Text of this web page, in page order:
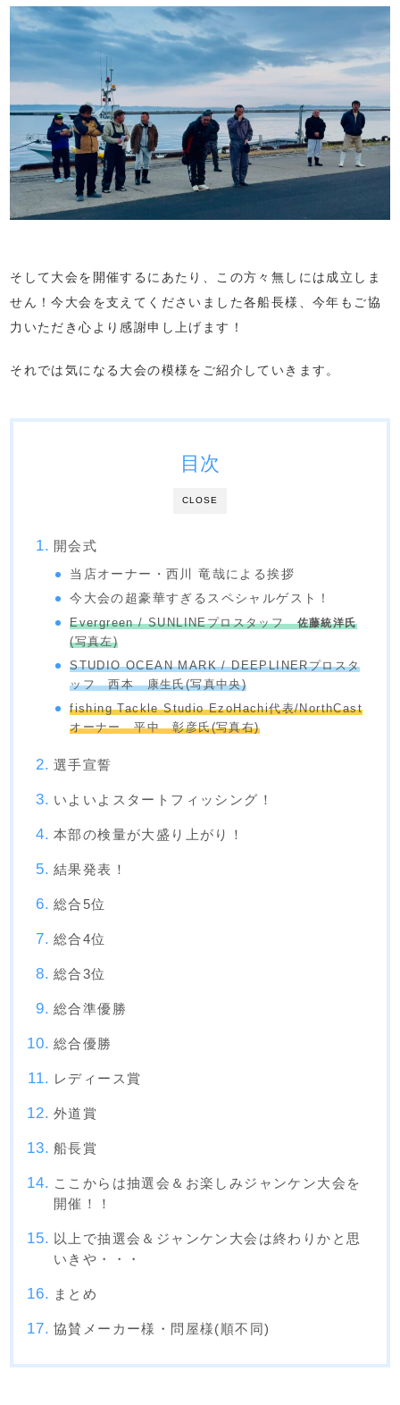
そして大会を開催するにあたり、この方々無しには成立しま
せん！今大会を支えてくださいました各船長様、今年もご協
力いただき心より感謝申し上げます！
それでは気になる大会の模様をご紹介していきます。
CLOSE
目次
開会式
当店オーナー・西川 竜哉による挨拶
今大会の超豪華すぎるスペシャルゲスト！
Evergreen / SUNLINEプロスタッフ佐藤統洋氏
(写真左)
STUDIO OCEAN MARK / DEEPLINERプロスタ
ッフ 西本 康生氏(写真中央)
fishing Tackle Studio EzoHachi代表/NorthCast
オーナー 平中 彰彦氏(写真右)
選手宣誓
いよいよスタートフィッシング！
本部の検量が大盛り上がり！
結果発表！
総合5位
総合4位
総合3位
総合準優勝
総合優勝
レディース賞
外道賞
船長賞
ここからは抽選会＆お楽しみジャンケン大会を
開催！！
以上で抽選会＆ジャンケン大会は終わりかと思
いきや・・・
まとめ
協賛メーカー様・問屋様(順不同)